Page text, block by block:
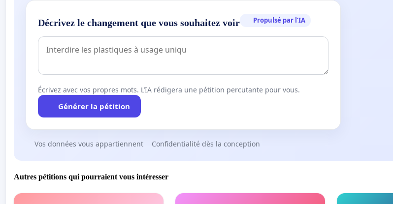
Décrivez le changement que vous souhaitez voir Propulsé par l’IA
Écrivez avec vos propres mots. L’IA rédigera une pétition percutante pour vous.
Générer la pétition
Vos données vous appartiennent Confidentialité dès la conception
Autres pétitions qui pourraient vous intéresser